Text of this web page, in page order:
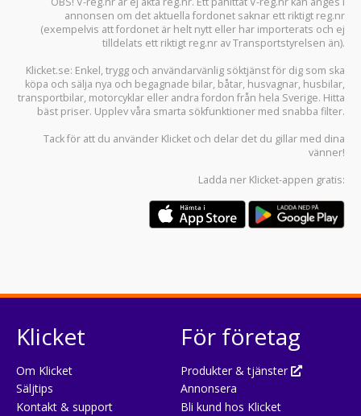
annonsen om det aktuella fordonet saknar ett riktigt reg.nr
(exempelvis att fordonet är helt nytt eller har importerats och ej
tilldelats ett riktigt reg.nr av Transportstyrelsen än).
Klicket.se: Enkel, trygg och användarvänlig söktjänst för dig som ska
köpa och sälja nya och begagnade bilar, båtar, husvagnar, husbilar,
transportbilar, motorcyklar eller andra fordon från hela Sverige. Hitta
bäst priser. Upplev våra smarta sökfunktioner med snabba filter.
Tack för att du använder Klicket och delar det du gillar med dina
vänner!
Ladda ner Klicket-appen gratis:
Klicket
Om Klicket
Säljtips
Kontakt & support
För företag
Produkter & tjänster
Annonsera
Bli kund hos Klicket